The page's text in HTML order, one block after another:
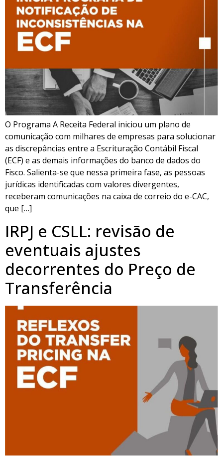
O Programa A Receita Federal iniciou um plano de
comunicação com milhares de empresas para solucionar
as discrepâncias entre a Escrituração Contábil Fiscal
(ECF) e as demais informações do banco de dados do
Fisco. Salienta-se que nessa primeira fase, as pessoas
jurídicas identificadas com valores divergentes,
receberam comunicações na caixa de correio do e-CAC,
que […]
IRPJ e CSLL: revisão de
eventuais ajustes
decorrentes do Preço de
Transferência